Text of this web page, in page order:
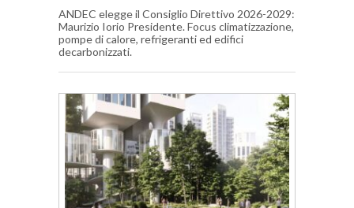
ANDEC elegge il Consiglio Direttivo 2026-2029:
Maurizio Iorio Presidente. Focus climatizzazione,
pompe di calore, refrigeranti ed edifici
decarbonizzati.